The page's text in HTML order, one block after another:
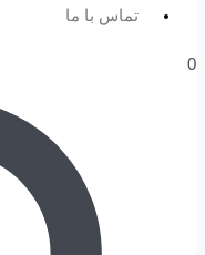
تماس با ما